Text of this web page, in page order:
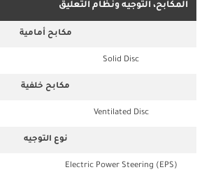
المكابح، التوجيه ونظام التعليق
مكابح أمامية
Solid Disc
مكابح خلفية
Ventilated Disc
نوع التوجيه
Electric Power Steering (EPS)